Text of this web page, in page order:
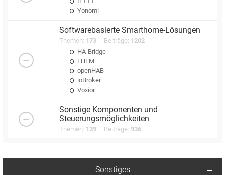
Yonomi
Softwarebasierte Smarthome-Lösungen
Themen: 173 Beiträge: 1202
HA-Bridge
FHEM
openHAB
ioBroker
Voxior
Sonstige Komponenten und
Steuerungsmöglichkeiten
Themen: 139 Beiträge: 936
Sonstiges